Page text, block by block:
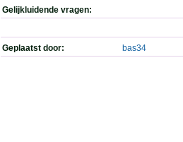
Gelijkluidende vragen:
Geplaatst door: bas34